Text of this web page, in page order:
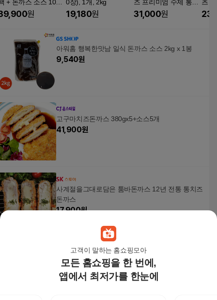
고객이 말하는 홈쇼핑모아
모든 홈쇼핑을 한 번에,
앱에서 최저가를 한눈에
+ 돈까스 소스 10팩,
개, 100g원
0장), 1개, 2kg
19,180원
즈 프리미엄 수제 통치
즈돈까스 개당 140g (1
31,000원
츠
라이
아워홈 행복한맛남 일식 돈까스 소스 2kg x 1봉
9,540원
고구마치즈돈까스 380gx5+소스5개
41,900원
사계절을그대로담은 툼바돈까스 12년 전통 통치즈
돈까스
17,900원
동원 수제치즈돈까스 480g X3봉 /냉동간식/즉석
27,400 원